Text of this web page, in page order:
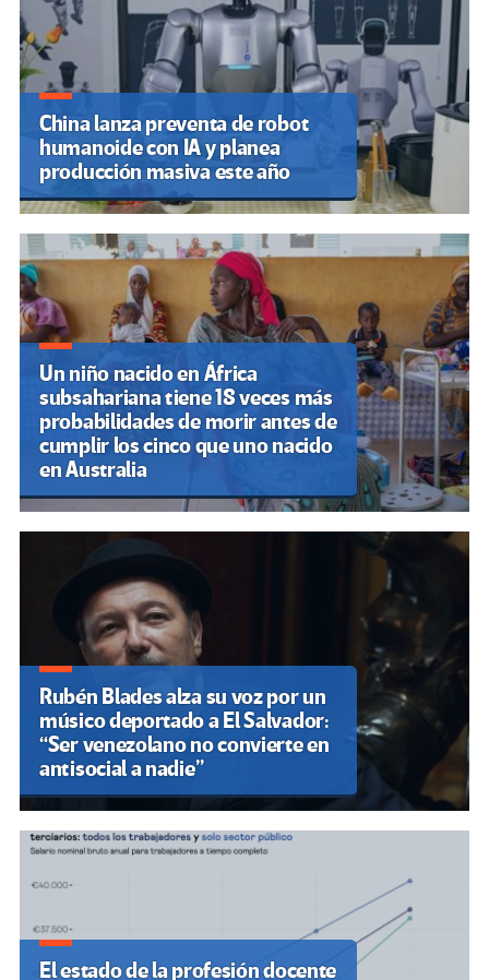
China lanza preventa de robot
humanoide con IA y planea
producción masiva este año
Un niño nacido en África
subsahariana tiene 18 veces más
probabilidades de morir antes de
cumplir los cinco que uno nacido
en Australia
Rubén Blades alza su voz por un
músico deportado a El Salvador:
“Ser venezolano no convierte en
antisocial a nadie”
El estado de la profesión docente